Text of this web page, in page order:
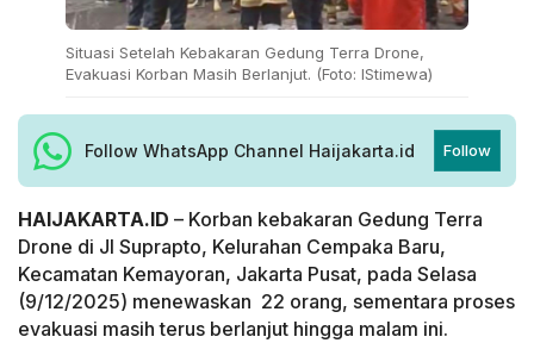
Situasi Setelah Kebakaran Gedung Terra Drone,
Evakuasi Korban Masih Berlanjut. (Foto: IStimewa)
Follow WhatsApp Channel Haijakarta.id Follow
HAIJAKARTA.ID – Korban kebakaran Gedung Terra
Drone di Jl Suprapto, Kelurahan Cempaka Baru,
Kecamatan Kemayoran, Jakarta Pusat, pada Selasa
(9/12/2025) menewaskan 22 orang, sementara proses
evakuasi masih terus berlanjut hingga malam ini.